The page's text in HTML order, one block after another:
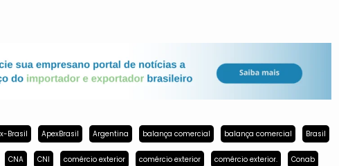
Brasil ApexBrasil Argentina balança comercial balança comercial Brasil
CNA CNI comércio exterior comércio exterior comércio exterior. Conab